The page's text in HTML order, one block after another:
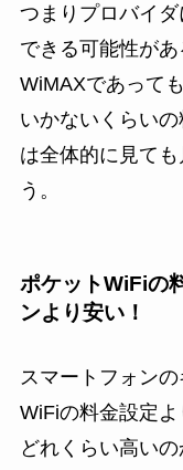
つまりプロバイ
できる可能性があ
WiMAXであって
いかないくらい
は全体的に見て
う。
ポケットWiFiの
ンより安い！
スマートフォン
WiFiの料金設定よ
どれくらい高い